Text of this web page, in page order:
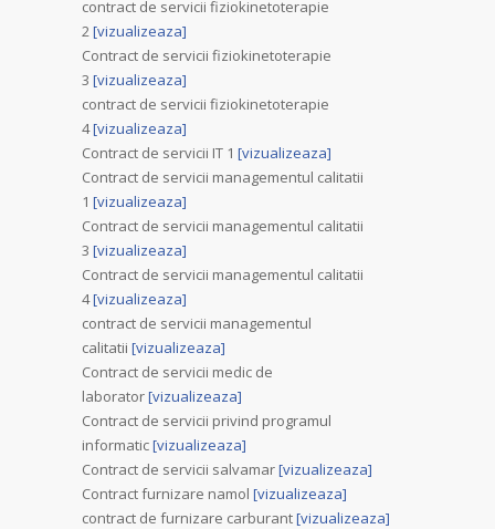
contract de servicii fiziokinetoterapie
2[vizualizeaza]
Contract de servicii fiziokinetoterapie
3 [vizualizeaza]
contract de servicii fiziokinetoterapie
4[vizualizeaza]
Contract de servicii IT 1 [vizualizeaza]
Contract de servicii managementul calitatii
1 [vizualizeaza]
Contract de servicii managementul calitatii
3 [vizualizeaza]
Contract de servicii managementul calitatii
4[vizualizeaza]
contract de servicii managementul
calitatii [vizualizeaza]
Contract de servicii medic de
laborator[vizualizeaza]
Contract de servicii privind programul
informatic[vizualizeaza]
Contract de servicii salvamar[vizualizeaza]
Contract furnizare namol [vizualizeaza]
contract de furnizare carburant[vizualizeaza]